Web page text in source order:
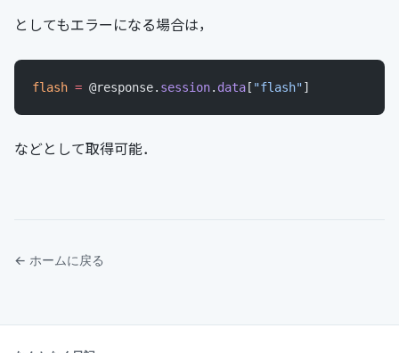
としてもエラーになる場合は，
flash = @response. session. data [ "flash"]
などとして取得可能．
← ホームに戻る